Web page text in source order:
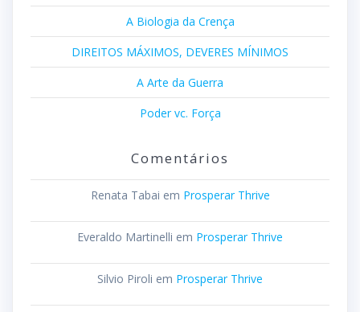
A Biologia da Crença
DIREITOS MÁXIMOS, DEVERES MÍNIMOS
A Arte da Guerra
Poder vc. Força
Comentários
Renata Tabai em Prosperar Thrive
Everaldo Martinelli em Prosperar Thrive
Silvio Piroli em Prosperar Thrive